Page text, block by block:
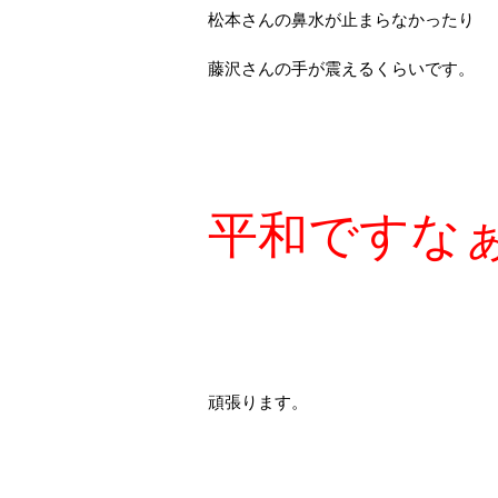
松本さんの鼻水が止まらなかったり
藤沢さんの手が震えるくらいです。
平和ですな
頑張ります。